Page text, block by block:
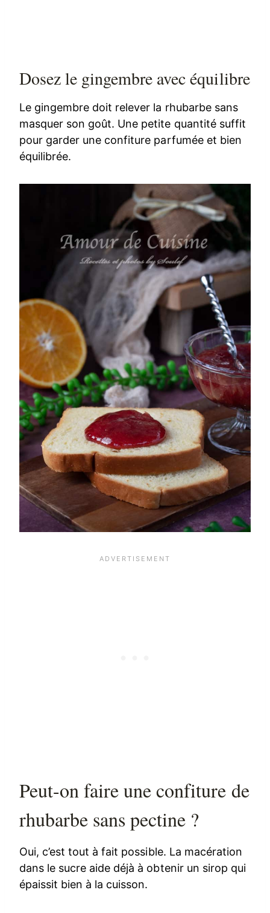
Dosez le gingembre avec équilibre
Le gingembre doit relever la rhubarbe sans
masquer son goût. Une petite quantité suffit
pour garder une confiture parfumée et bien
équilibrée.
Peut-on faire une confiture de
rhubarbe sans pectine ?
Oui, c’est tout à fait possible. La macération
dans le sucre aide déjà à obtenir un sirop qui
épaissit bien à la cuisson.